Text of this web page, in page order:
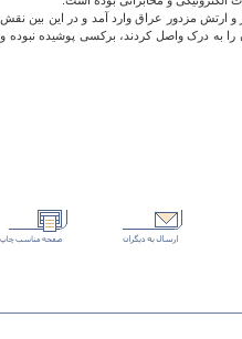
و ارتش مزدور عراق وارد آمد و در این بین نقش
را به درک واصل کردند، برکسی پوشیده نبوده و